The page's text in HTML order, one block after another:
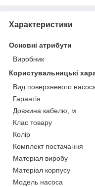
Характеристики
Основні атрибути
Виробник
Користувальницькі
Вид поверхневого
Гарантія
Довжина кабелю, м
Клас товару
Колір
Комплект постачання
Матеріал виробу
Матеріал корпусу
Модель насоса